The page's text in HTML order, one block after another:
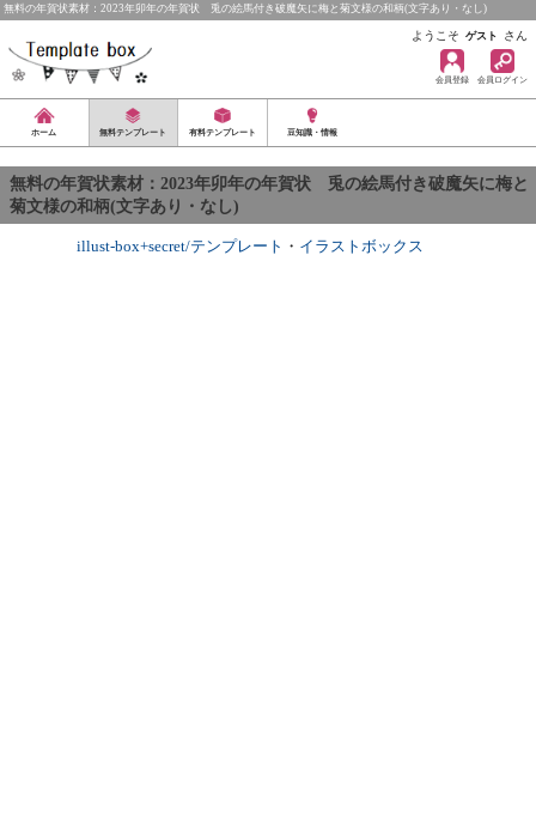
無料の年賀状素材：2023年卯年の年賀状 兎の絵馬付き破魔矢に梅と菊文様の和柄(文字あり・なし)
ようこそ ゲスト さん
会員登録 会員ログイン
ホーム 無料テンプレート 有料テンプレート 豆知識・情報
無料の年賀状素材：2023年卯年の年賀状 兎の絵馬付き破魔矢に梅と
菊文様の和柄(文字あり・なし)
illust-box+secret/テンプレート ・ イラストボックス